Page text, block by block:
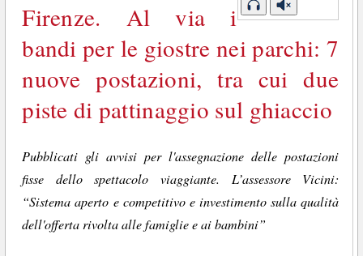
Firenze. Al via i
bandi per le giostre nei parchi: 7
nuove postazioni, tra cui due
piste di pattinaggio sul ghiaccio
Pubblicati gli avvisi per l'assegnazione delle postazioni
fisse dello spettacolo viaggiante. L’assessore Vicini:
“Sistema aperto e competitivo e investimento sulla qualità
dell'offerta rivolta alle famiglie e ai bambini”